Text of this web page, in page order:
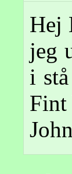
Hej
jeg
i
Fint
John